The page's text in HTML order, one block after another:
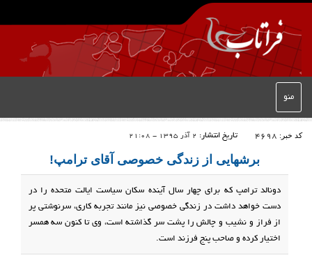
منو
کد خبر: 4698 تاریخ انتشار: 2 آذر 1395 - 21:08
برشهایی از زندگی خصوصی آقای ترامپ!
دونالد ترامپ که برای چهار سال آینده سکان سیاست ایالت متحده را در
دست خواهد داشت در زندگی خصوصی نیز مانند تجربه کاری، سرنوشتی پر
از فراز و نشیب و چالش را پشت سر گذاشته است، وی تا کنون سه همسر
اختیار کرده و صاحب پنج فرزند است.